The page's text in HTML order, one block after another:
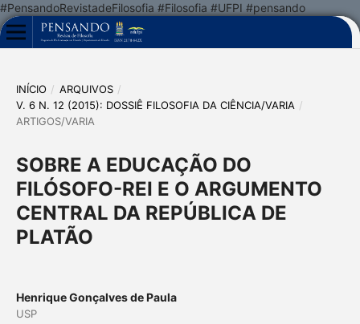
#PensandoRevistadeFilosofia #Filosofia #UFPI #pensando
INÍCIO / ARQUIVOS /
V. 6 N. 12 (2015): DOSSIÊ FILOSOFIA DA CIÊNCIA/VARIA /
ARTIGOS/VARIA
SOBRE A EDUCAÇÃO DO
FILÓSOFO-REI E O ARGUMENTO
CENTRAL DA REPÚBLICA DE
PLATÃO
Henrique Gonçalves de Paula
USP